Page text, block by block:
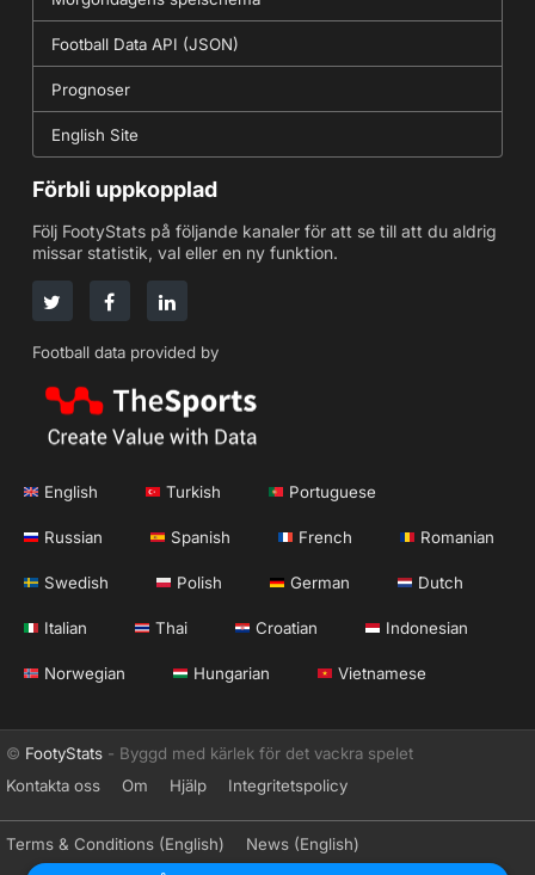
Football Data API (JSON)
Prognoser
English Site
Förbli uppkopplad
Följ FootyStats på följande kanaler för att se till att du aldrig
missar statistik, val eller en ny funktion.
Football data provided by
English Turkish Portuguese
Russian Spanish French Romanian
Swedish Polish German Dutch
Italian Thai Croatian Indonesian
Norwegian Hungarian Vietnamese
© FootyStats - Byggd med kärlek för det vackra spelet
Kontakta oss
Om Hjälp Integritetspolicy
Terms & Conditions (English)
News (English)